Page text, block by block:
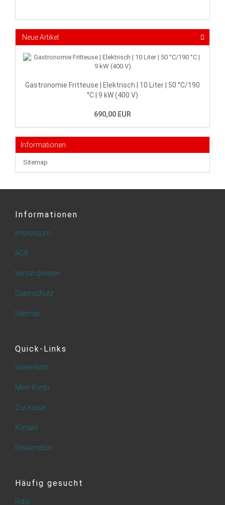
EIN.
Neue Artikel
Gastronomie Fritteuse | Elektrisch | 10 Liter | 50 °C/190
°C | 9 kW (400 V)
690,00 EUR
Informationen
Sitemap
Informationen
Impressum
AGB
Versandkosten
Datenschutz
Sitemap
Quick-Links
Warenkorb
Mein Konto
Zur Kasse
Kontakt
Reklamation
Häufig gesucht
Potis